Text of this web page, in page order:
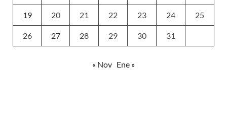
19 20 21 22 23 24 25
26 27 28 29 30 31
« Nov Ene »